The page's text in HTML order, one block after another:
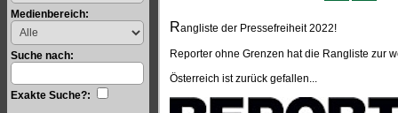
Medienbereich:
Suche nach:
Exakte Suche?:
Rangliste der Pressefreiheit 2022!
Reporter ohne Grenzen hat die Rangliste zur
Österreich ist zurück gefallen...